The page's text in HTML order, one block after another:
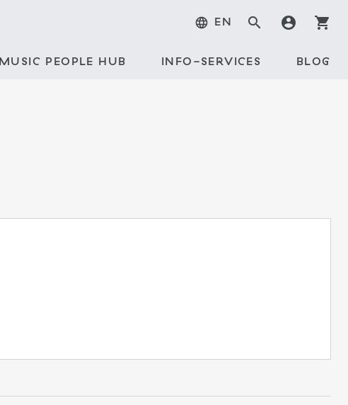
language EN search account_circle shopping_cart
MUSIC PEOPLE HUB INFO-SERVICES BLOG